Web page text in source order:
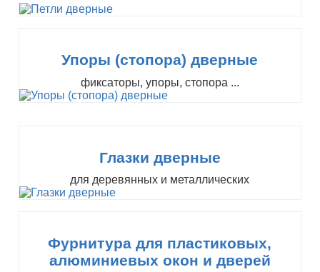
Упоры (стопора) дверные
фиксаторы, упоры, стопора ...
Глазки дверные
для деревянных и металлических
Фурнитура для пластиковых,
алюминиевых окон и дверей